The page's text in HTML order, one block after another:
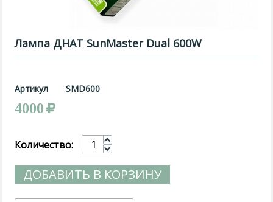
Лампа ДНАТ SunMaster Dual 600W
Артикул SMD600
4000
Количество:
ДОБАВИТЬ В КОРЗИНУ